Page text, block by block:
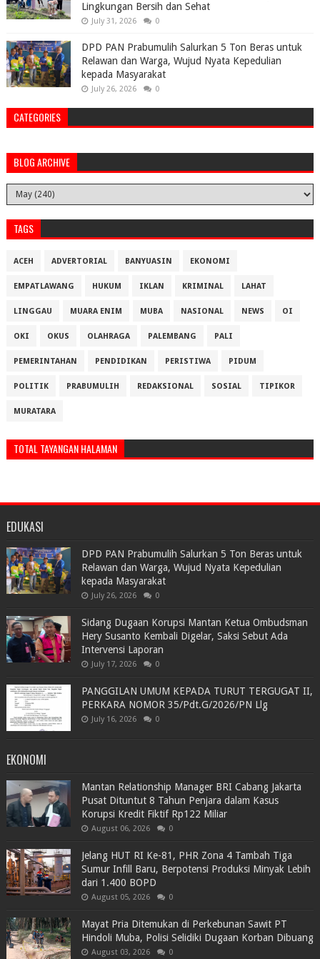
Lingkungan Bersih dan Sehat
July 31, 2026 0
DPD PAN Prabumulih Salurkan 5 Ton Beras untuk
Relawan dan Warga, Wujud Nyata Kepedulian
kepada Masyarakat
July 26, 2026 0
CATEGORIES
BLOG ARCHIVE
TAGS
ACEH ADVERTORIAL BANYUASIN EKONOMI
EMPATLAWANG HUKUM IKLAN KRIMINAL LAHAT
LINGGAU MUARA ENIM MUBA NASIONAL NEWS OI
OKI OKUS OLAHRAGA PALEMBANG PALI
PEMERINTAHAN PENDIDIKAN PERISTIWA PIDUM
POLITIK PRABUMULIH REDAKSIONAL SOSIAL TIPIKOR
MURATARA
TOTAL TAYANGAN HALAMAN
EDUKASI
DPD PAN Prabumulih Salurkan 5 Ton Beras untuk
Relawan dan Warga, Wujud Nyata Kepedulian
kepada Masyarakat
July 26, 2026 0
Sidang Dugaan Korupsi Mantan Ketua Ombudsman
Hery Susanto Kembali Digelar, Saksi Sebut Ada
Intervensi Laporan
July 17, 2026 0
PANGGILAN UMUM KEPADA TURUT TERGUGAT II,
PERKARA NOMOR 35/Pdt.G/2026/PN Llg
July 16, 2026 0
EKONOMI
Mantan Relationship Manager BRI Cabang Jakarta
Pusat Dituntut 8 Tahun Penjara dalam Kasus
Korupsi Kredit Fiktif Rp122 Miliar
August 06, 2026 0
Jelang HUT RI Ke-81, PHR Zona 4 Tambah Tiga
Sumur Infill Baru, Berpotensi Produksi Minyak Lebih
dari 1.400 BOPD
August 05, 2026 0
Mayat Pria Ditemukan di Perkebunan Sawit PT
Hindoli Muba, Polisi Selidiki Dugaan Korban Dibuang
August 03, 2026 0